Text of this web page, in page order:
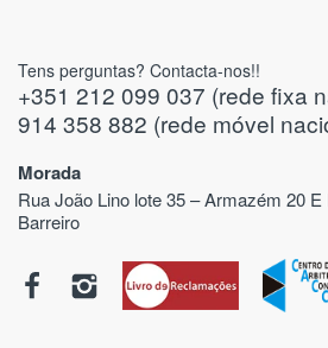
Tens perguntas? Contacta-nos!!
+351 212 099 037 (rede fixa
914 358 882 (rede móvel
Morada
Rua João Lino lote 35 – Armazém 20
Barreiro